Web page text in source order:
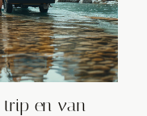
trip en van